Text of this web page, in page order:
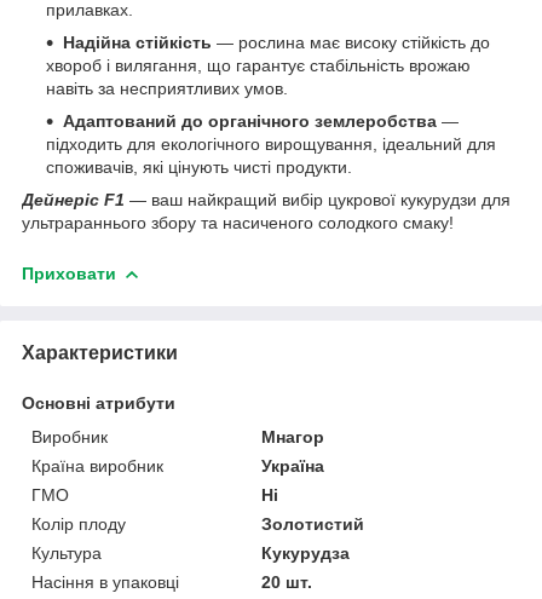
прилавках.
Надійна стійкість — рослина має високу стійкість до
хвороб і вилягання, що гарантує стабільність врожаю
навіть за несприятливих умов.
Адаптований до органічного землеробства —
підходить для екологічного вирощування, ідеальний для
споживачів, які цінують чисті продукти.
Дейнеріс F1 — ваш найкращий вибір цукрової кукурудзи для
ультрараннього збору та насиченого солодкого смаку!
Приховати
Характеристики
Основні атрибути
Виробник
Мнагор
Країна виробник
Україна
ГМО
Ні
Колір плоду
Золотистий
Культура
Кукурудза
Насіння в упаковці
20 шт.